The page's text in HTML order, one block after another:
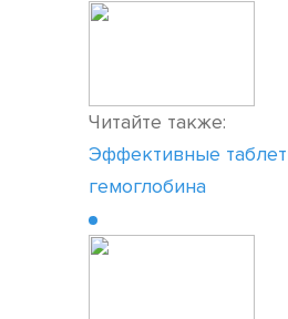
Читайте также:
Эффективные
гемоглобина